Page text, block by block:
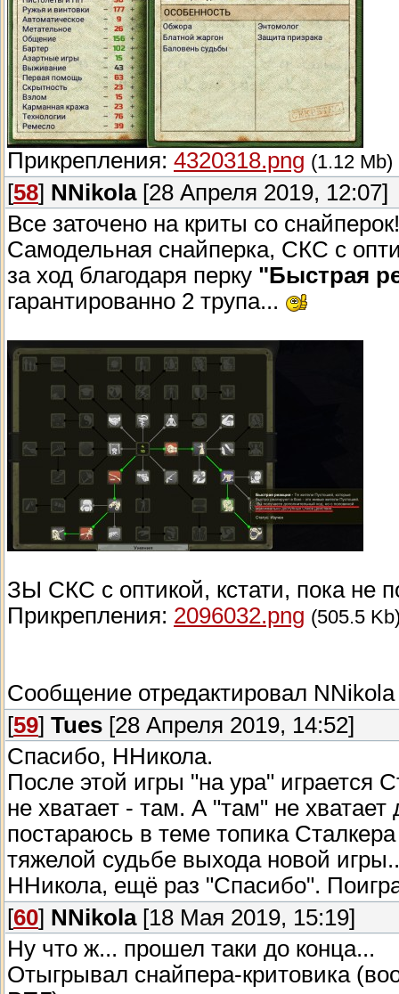
Прикрепления: 4320318.png (1.12 Mb)
[58] NNikola[28 Апреля 2019, 12:07]
Все заточено на криты со снайперок!
Самодельная снайперка, СКС с
за ход благодаря перку "Быстрая
гарантированно 2 трупа...
ЗЫ СКС с оптикой, кстати, пока не
Прикрепления: 2096032.png (505.5
Сообщение отредактировал NNikola
[59] Tues [28 Апреля 2019, 14:52]
Спасибо, ННикола.
После этой игры "на ура" играется
не хватает - там. А "там" не
постараюсь в теме топика
тяжелой судьбе выхода новой
ННикола, ещё раз "Спасибо".
[60] NNikola[18 Мая 2019, 15:19]
Ну что ж... прошел таки до конца...
Отыгрывал снайпера-критовика